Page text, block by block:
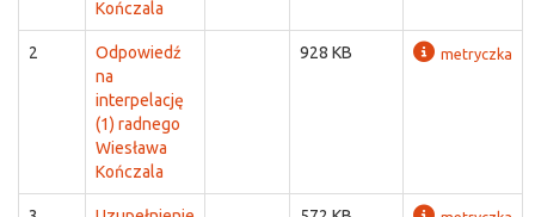
Kończala
2
Odpowiedź
na
interpelację
(1) radnego
Wiesława
Kończala
928 KB metryczka